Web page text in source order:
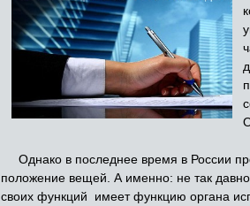
Однако в последнее время в России
положение вещей. А именно: не так
своих функций имеет функцию органа